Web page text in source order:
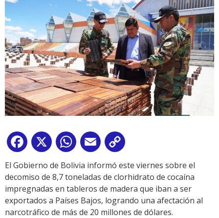
Facebook
X WhatsApp
Email
Link
El Gobierno de Bolivia informó este viernes sobre el
decomiso de 8,7 toneladas de clorhidrato de cocaína
impregnadas en tableros de madera que iban a ser
exportados a Países Bajos, logrando una afectación al
narcotráfico de más de 20 millones de dólares.